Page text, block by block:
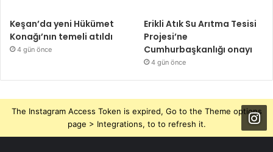
Keşan’da yeni Hükümet
Konağı’nın temeli atıldı
4 gün önce
Erikli Atık Su Arıtma Tesisi
Projesi’ne
Cumhurbaşkanlığı onayı
4 gün önce
The Instagram Access Token is expired, Go to the Theme options
page > Integrations, to to refresh it.